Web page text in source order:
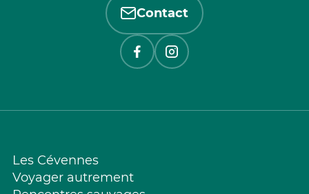
Contact
Les Cévennes
Voyager autrement